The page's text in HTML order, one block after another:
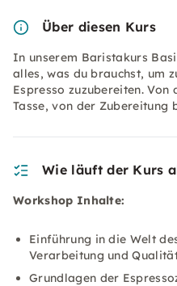
Über diesen Kurs
In unserem Baristakurs
alles, was du brauchst, um
Espresso zuzubereiten.
Tasse, von der Zubereitung
Wie läuft der Kurs
Workshop Inhalte:
Einführung in die Welt
Verarbeitung und
Grundlagen der